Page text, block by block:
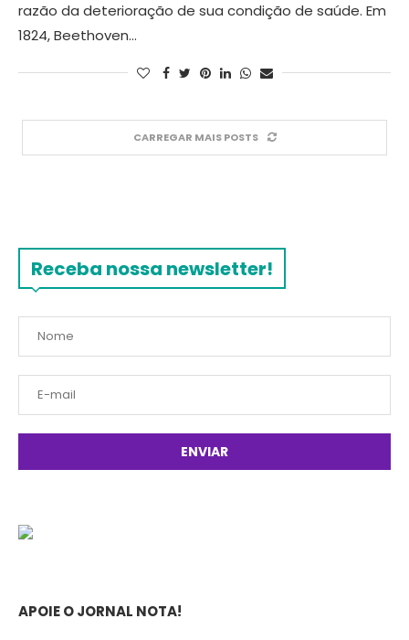
razão da deterioração de sua condição de saúde. Em
1824, Beethoven…
CARREGAR MAIS POSTS
Receba nossa newsletter!
APOIE O JORNAL NOTA!